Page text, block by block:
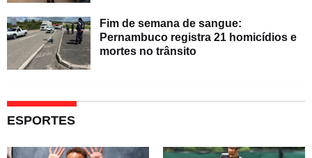
Fim de semana de sangue:
Pernambuco registra 21 homicídios e
mortes no trânsito
ESPORTES